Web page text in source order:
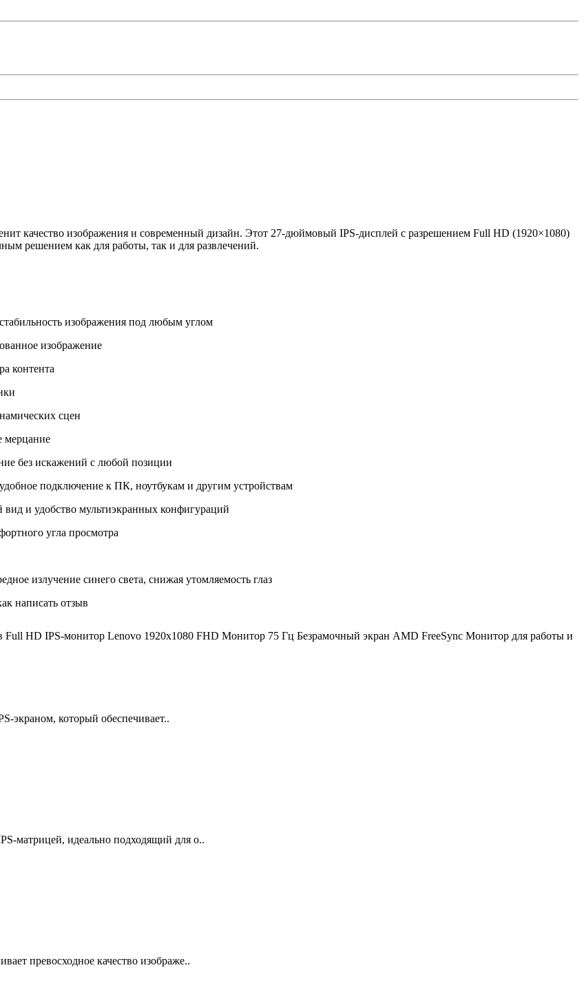
качество изображения и современный дизайн. Этот 27-дюймовый IPS-дисплей с разрешением Full HD (1920×1080)
решением как для работы, так и для развлечений.
изображения под любым углом
изображение
контента
сцен
мерцание
без искажений с любой позиции
подключение к ПК, ноутбукам и другим устройствам
и удобство мультиэкранных конфигураций
угла просмотра
излучение синего света, снижая утомляемость глаз
написать отзыв
HD IPS-монитор Lenovo 1920x1080 FHD Монитор 75 Гц Безрамочный экран AMD FreeSync Монитор для работы и
экраном, который обеспечивает..
матрицей, идеально подходящий для о..
превосходное качество изображе..